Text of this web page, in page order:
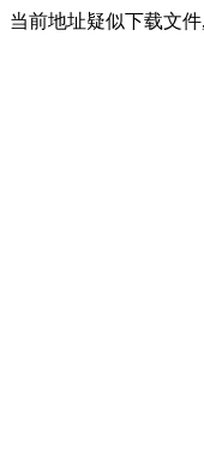
当前地址疑似下载文